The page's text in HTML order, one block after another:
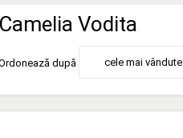
Camelia Vodita
după cele mai vândute